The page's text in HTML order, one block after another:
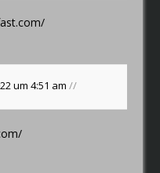
um 4:51 am//